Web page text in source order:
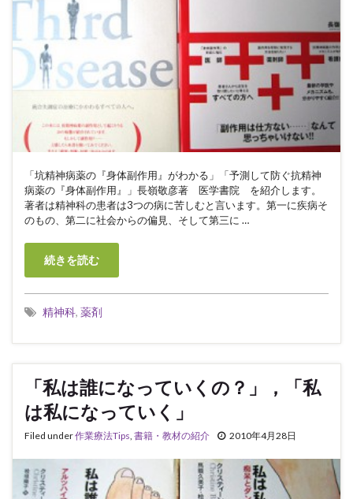
「坑精神病薬の『身体副作用』がわかる」「予測して防ぐ抗精神
病薬の『身体副作用』」長嶺敬彦著 医学書院 を紹介します。
著者は精神科の患者は3つの病に苦しむと言います。第一に疾病そ
のもの、第二に社会からの偏見、そして第三に …
続きを読む
精神科, 薬剤
「私は誰になっていくの？」，「私
は私になっていく」
Filed under作業療法Tips, 書籍・教材の紹介 2010年4月28日